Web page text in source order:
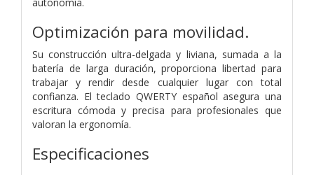
Optimización para movilidad.
Su construcción ultra-delgada y liviana, sumada a la
batería de larga duración, proporciona libertad para
trabajar y rendir desde cualquier lugar con total
confianza. El teclado QWERTY español asegura una
escritura cómoda y precisa para profesionales que
valoran la ergonomía.
Especificaciones